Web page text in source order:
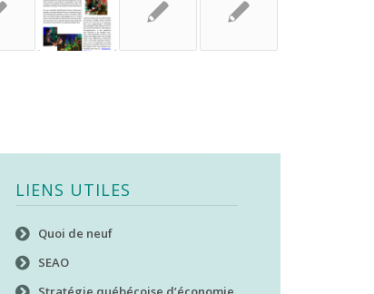
LIENS UTILES
Quoi de neuf
SEAO